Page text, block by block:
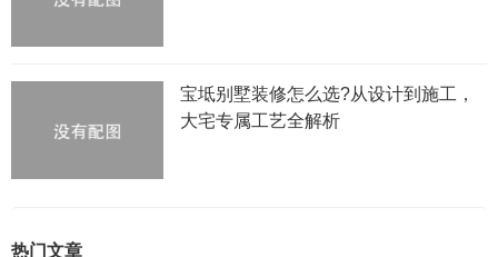
宝坻别墅装修怎么选?从设计到施工，
大宅专属工艺全解析
热门文章